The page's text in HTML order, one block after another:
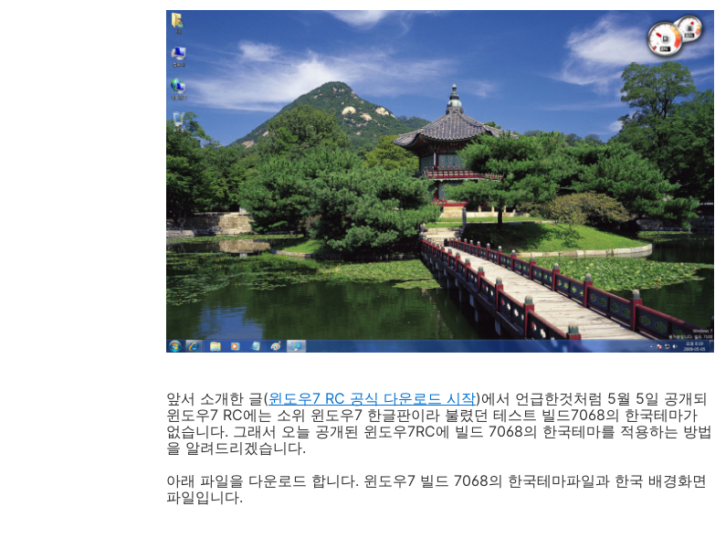
앞서 소개한 글(윈도우7 RC 공식 다운로드 시작)에서 언급한것처럼 5월 5일 공개되
윈도우7 RC에는 소위 윈도우7 한글판이라 불렸던 테스트 빌드7068의 한국테마가
없습니다. 그래서 오늘 공개된 윈도우7RC에 빌드 7068의 한국테마를 적용하는 방법
을 알려드리겠습니다.
아래 파일을 다운로드 합니다. 윈도우7 빌드 7068의 한국테마파일과 한국 배경화면
파일입니다.